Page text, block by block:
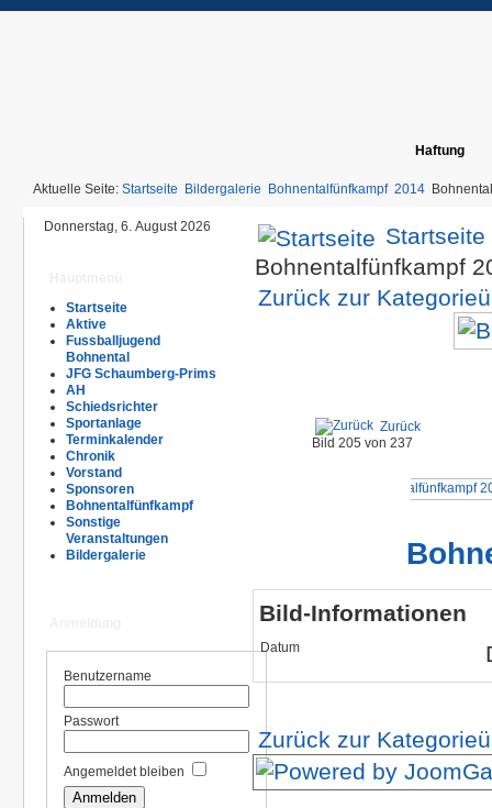
Haftung
Aktuelle Seite: Startseite Bildergalerie Bohnentalfünfkampf 2014
Donnerstag, 6. August 2026
Startseite
Aktive
Fussballjugend
Bohnental
JFG Schaumberg-Prims
AH
Schiedsrichter
Sportanlage
Terminkalender
Chronik
Vorstand
Sponsoren
Bohnentalfünfkampf
Sonstige
Veranstaltungen
Bildergalerie
Benutzername
Passwort
Angemeldet bleiben
Startseite
Bohnentalfünfkampf
Zurück zur
Zurück
Bild 205 von 237
Bild-Informationen
Datum
Zurück zur